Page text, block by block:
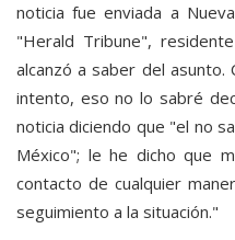
noticia fue enviada a
"Herald Tribune",
alcanzó a saber del
intento, eso no lo sabré
noticia diciendo que "el no
México"; le he dicho que
contacto de cualquier
seguimiento a la situación."